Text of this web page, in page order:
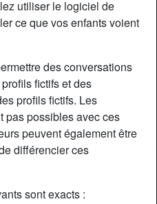
utiliser le logiciel de
ce que vos enfants voient
des conversations
fictifs et des
profils fictifs. Les
pas possibles avec ces
peuvent également être
différencier ces
sont exacts :
chatDiscuter !
66